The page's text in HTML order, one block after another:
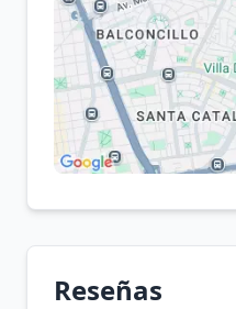
Reseñas